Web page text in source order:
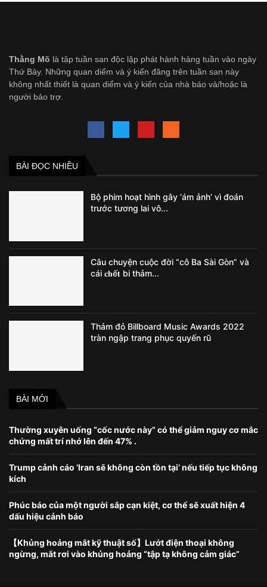
Thằng Mõ là tập tuần san độc lập phát hành hàng tuần vào ngày
Thứ Bảy. Những quan diểm và ý kiến đăng trên tuần san này
không nhất thiết là quan diểm và ý kiến của nhà báo và/hoặc là
người bảo trợ.
BÀI ĐỌC NHIỀU
Bộ phim hoạt hình gây ‘ám ảnh’ vì đoán
trước tương lai vô...
Câu chuyện cuộc đời “cô Ba Sài Gòn” và
cái 𝐜𝐡ế𝐭 bi thảm...
Thảm đỏ Billboard Music Awards 2022
tràn ngập trang phục quyến rũ
BÀI MỚI
Thường xuyên uống “cốc nước này” có thể giảm nguy cơ mắc
chứng mất trí nhớ lên đến 47% .
Trump cảnh cáo ‘Iran sẽ không còn tồn tại’ nếu tiếp tục không
kích
Phúc báo của một người sắp cạn kiệt, cơ thể sẽ xuất hiện 4
dấu hiệu cảnh báo
【Khủng hoảng mắt kỹ thuật số】Lướt điện thoại không
ngừng, mắt rơi vào khủng hoảng “tập tạ không cảm giác”